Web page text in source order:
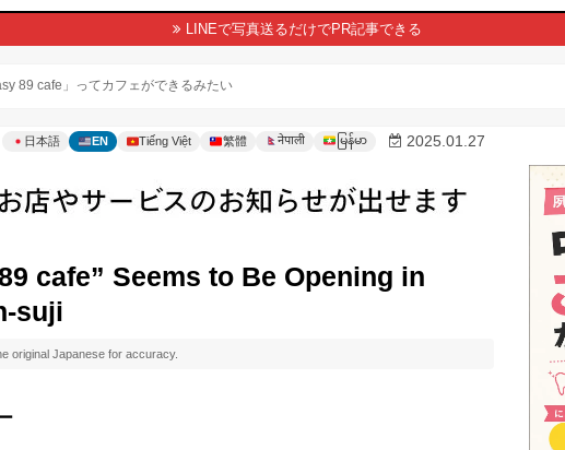
LINEで写真送るだけでPR記事できる
89 cafe」ってカフェができるみたい
日本語 EN Tiếng Việt 繁體 नेपाली မြန်မာ 2025.01.27
cafe” Seems to Be Opening in
suji
original Japanese for accuracy.